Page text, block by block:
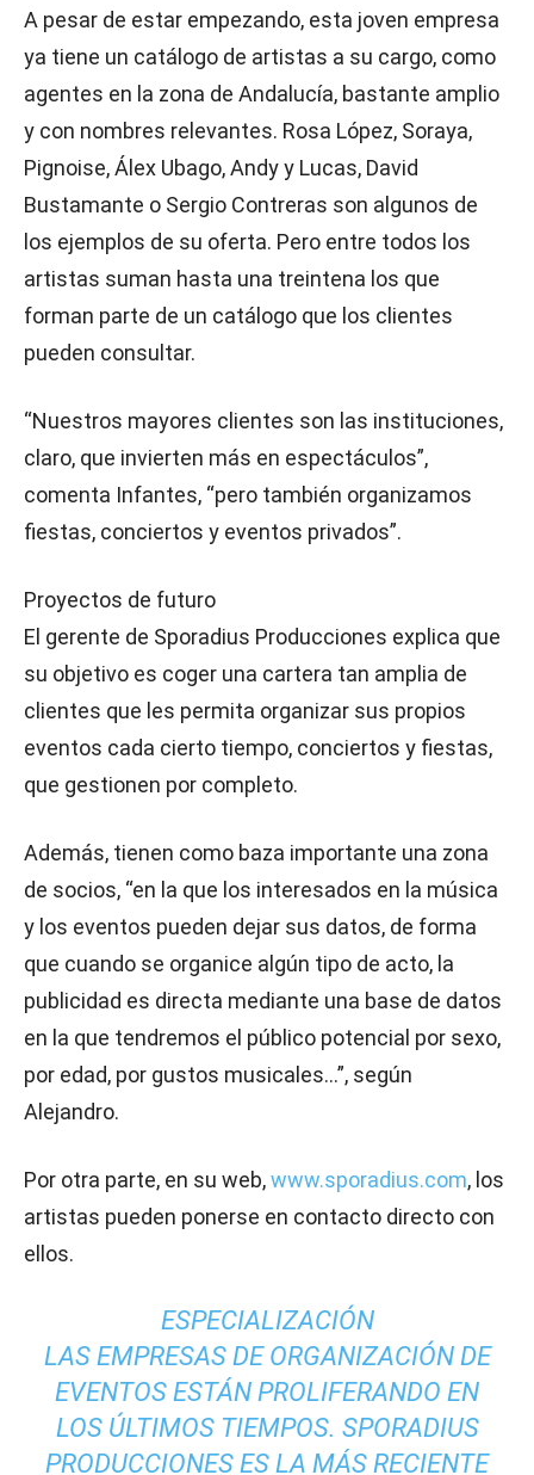
A pesar de estar empezando, esta joven empresa
ya tiene un catálogo de artistas a su cargo, como
agentes en la zona de Andalucía, bastante amplio
y con nombres relevantes. Rosa López, Soraya,
Pignoise, Álex Ubago, Andy y Lucas, David
Bustamante o Sergio Contreras son algunos de
los ejemplos de su oferta. Pero entre todos los
artistas suman hasta una treintena los que
forman parte de un catálogo que los clientes
pueden consultar.
“Nuestros mayores clientes son las instituciones,
claro, que invierten más en espectáculos”,
comenta Infantes, “pero también organizamos
fiestas, conciertos y eventos privados”.
Proyectos de futuro
El gerente de Sporadius Producciones explica que
su objetivo es coger una cartera tan amplia de
clientes que les permita organizar sus propios
eventos cada cierto tiempo, conciertos y fiestas,
que gestionen por completo.
Además, tienen como baza importante una zona
de socios, “en la que los interesados en la música
y los eventos pueden dejar sus datos, de forma
que cuando se organice algún tipo de acto, la
publicidad es directa mediante una base de datos
en la que tendremos el público potencial por sexo,
por edad, por gustos musicales…”, según
Alejandro.
Por otra parte, en su web,www.sporadius.com, los
artistas pueden ponerse en contacto directo con
ellos.
ESPECIALIZACIÓN
LAS EMPRESAS DE ORGANIZACIÓN DE
EVENTOS ESTÁN PROLIFERANDO EN
LOS ÚLTIMOS TIEMPOS. SPORADIUS
PRODUCCIONES ES LA MÁS RECIENTE